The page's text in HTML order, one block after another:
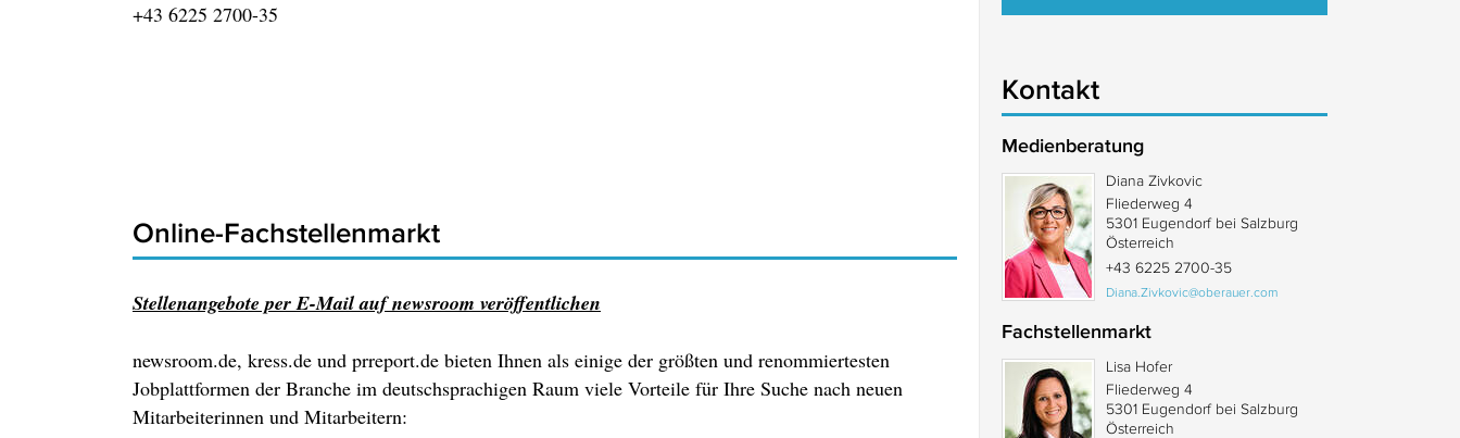
+43 6225 2700-35
Online-Fachstellenmarkt
Stellenangebote per E-Mail auf newsroom veröffentlichen
newsroom.de, kress.de und prreport.de bieten Ihnen als einige der größten und renommiertesten
Jobplattformen der Branche im deutschsprachigen Raum viele Vorteile für Ihre Suche nach neuen
Mitarbeiterinnen und Mitarbeitern:
Kontakt
Medienberatung
Diana Zivkovic
Fliederweg 4
5301 Eugendorf bei Salzburg
Österreich
+43 6225 2700-35
Diana.Zivkovic@oberauer.com
Fachstellenmarkt
Lisa Hofer
Fliederweg 4
5301 Eugendorf bei Salzburg
Österreich